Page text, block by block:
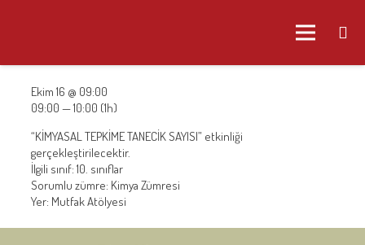
“KİMYASAL TEPKİME TANECİK SAYISI” etkinliği
gerçekleştirilecektir.
İlgili sınıf: 10. sınıflar
Sorumlu zümre: Kimya Zümresi
Yer: Mutfak Atölyesi
Ekim 16 @ 09:00
09:00 — 10:00 (1h)